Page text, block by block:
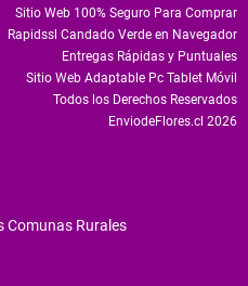
Sitio Web 100% Seguro Para Comprar
Rapidssl Candado Verde en Navegador
Entregas Rápidas y Puntuales
Sitio Web Adaptable Pc Tablet Móvil
Todos los Derechos Reservados
EnviodeFlores.cl 2026
Comunas Rurales